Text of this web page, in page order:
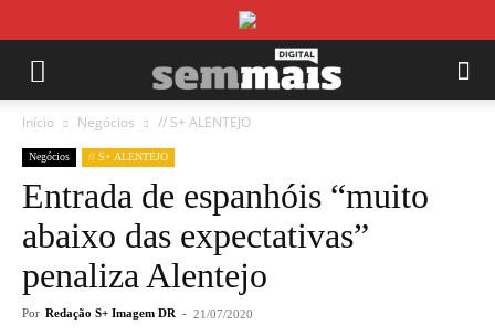
Início Negócios // S+ ALENTEJO
Negócios // S+ ALENTEJO
Entrada de espanhóis “muito
abaixo das expectativas”
penaliza Alentejo
Por Redação S+ Imagem DR - 21/07/2020